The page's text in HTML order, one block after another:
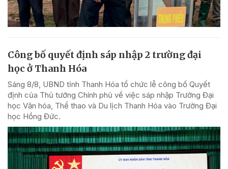
Công bố quyết định sáp nhập 2 trường đại
học ở Thanh Hóa
Sáng 8/8, UBND tỉnh Thanh Hóa tổ chức lễ công bố Quyết
định của Thủ tướng Chính phủ về việc sáp nhập Trường Đại
học Văn hóa, Thể thao và Du lịch Thanh Hóa vào Trường Đại
học Hồng Đức.